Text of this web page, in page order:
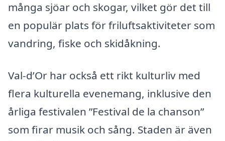
många sjöar och skogar, vilket gör det till
en populär plats för friluftsaktiviteter som
vandring, fiske och skidåkning.
Val-d’Or har också ett rikt kulturliv med
flera kulturella evenemang, inklusive den
årliga festivalen ”Festival de la chanson”
som firar musik och sång. Staden är även